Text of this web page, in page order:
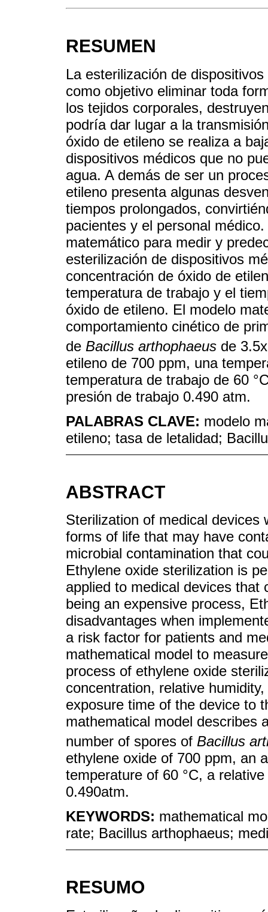
RESUMEN
La esterilización de
como objetivo eliminar toda
los tejidos corporales,
podría dar lugar a la
óxido de etileno se realiza a
dispositivos médicos que no
agua. A demás de ser un
etileno presenta algunas
tiempos prolongados,
pacientes y el personal
matemático para medir y
esterilización de dispositivos
concentración de óxido de
temperatura de trabajo y el
óxido de etileno. El modelo
comportamiento cinético de
de Bacillus arthophaeus de
etileno de 700 ppm, una
temperatura de trabajo de 60
presión de trabajo 0.490 atm.
PALABRAS CLAVE: modelo
etileno; tasa de letalidad;
ABSTRACT
Sterilization of medical devices
forms of life that may have
microbial contamination that
Ethylene oxide sterilization is
applied to medical devices that
being an expensive process,
disadvantages when
a risk factor for patients and
mathematical model to
process of ethylene oxide
concentration, relative
exposure time of the device to
mathematical model describes
number of spores of Bacillus
ethylene oxide of 700 ppm, an
temperature of 60 °C, a
0.490atm.
KEYWORDS: mathematical
rate; Bacillus arthophaeus;
RESUMO